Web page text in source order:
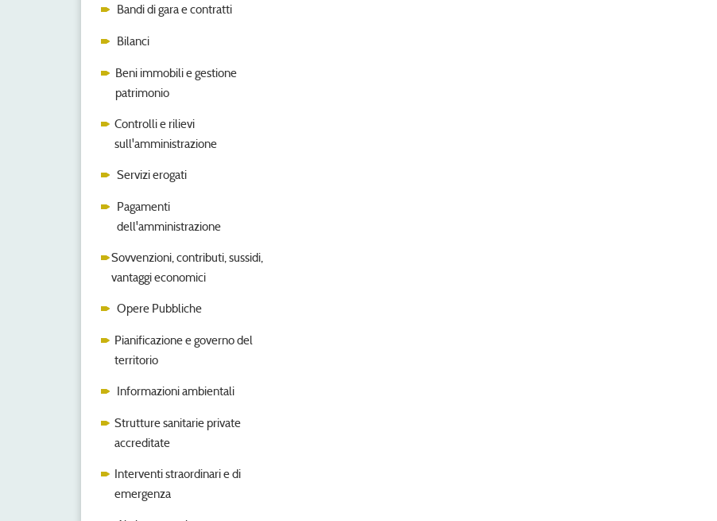
Bandi di gara e contratti
Bilanci
Beni immobili e gestione
patrimonio
Controlli e rilievi
sull'amministrazione
Servizi erogati
Pagamenti
dell'amministrazione
Sovvenzioni, contributi, sussidi,
vantaggi economici
Opere Pubbliche
Pianificazione e governo del
territorio
Informazioni ambientali
Strutture sanitarie private
accreditate
Interventi straordinari e di
emergenza